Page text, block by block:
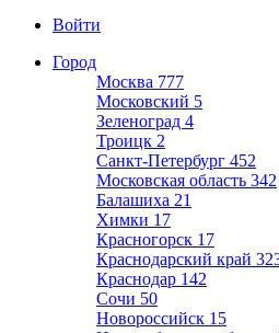
Войти
Город
Москва 777
Московский 5
Зеленоград 4
Троицк 2
Санкт-Петербург 452
Московская область 342
Балашиха 21
Химки 17
Красногорск 17
Краснодарский край
Краснодар 142
Сочи 50
Новороссийск 15